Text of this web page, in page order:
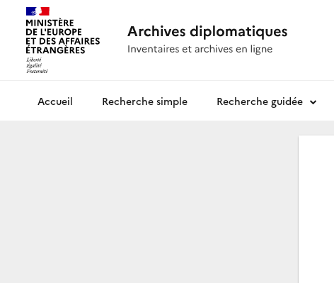
Archives diplomatiquesRecherche simple Recherche guidée